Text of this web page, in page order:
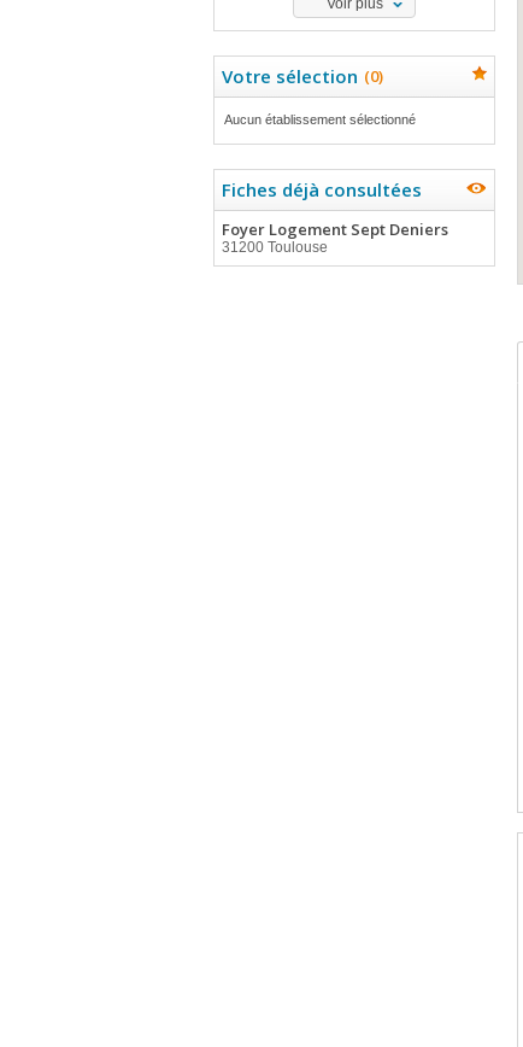
Voir plus
Votre sélection (0)
Aucun établissement sélectionné
Fiches déjà consultées
Foyer Logement Sept Deniers
31200 Toulouse